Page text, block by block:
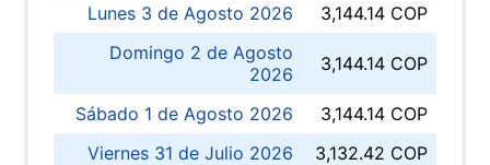
Lunes 3 de Agosto 2026
3,144.14 COP
Domingo 2 de Agosto
2026
3,144.14 COP
Sábado 1 de Agosto 2026
3,144.14 COP
Viernes 31 de Julio 2026
3,132.42 COP